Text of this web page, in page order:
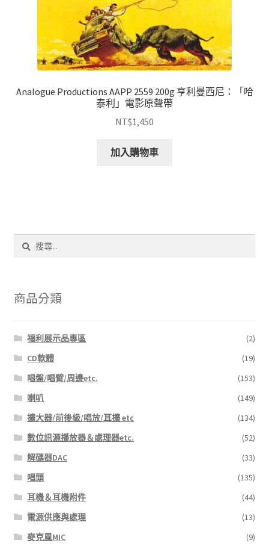
Analogue Productions AAPP 2559 200g 亨利曼西尼：「哈
泰利」電影原聲帶
NT$1,450
加入購物車
字:
商品分類
福利展示品專區
(2)
CD軟體
(19)
唱盤/唱臂/周邊etc.
(153)
喇叭
(149)
擴大器/前後級/唱放/耳擴 etc
(134)
數位訊源播放器＆處理器etc.
(52)
解碼器DAC
(33)
唱頭
(135)
耳機＆耳機附件
(44)
電源供應與處理
(13)
麥克風MIC
(9)